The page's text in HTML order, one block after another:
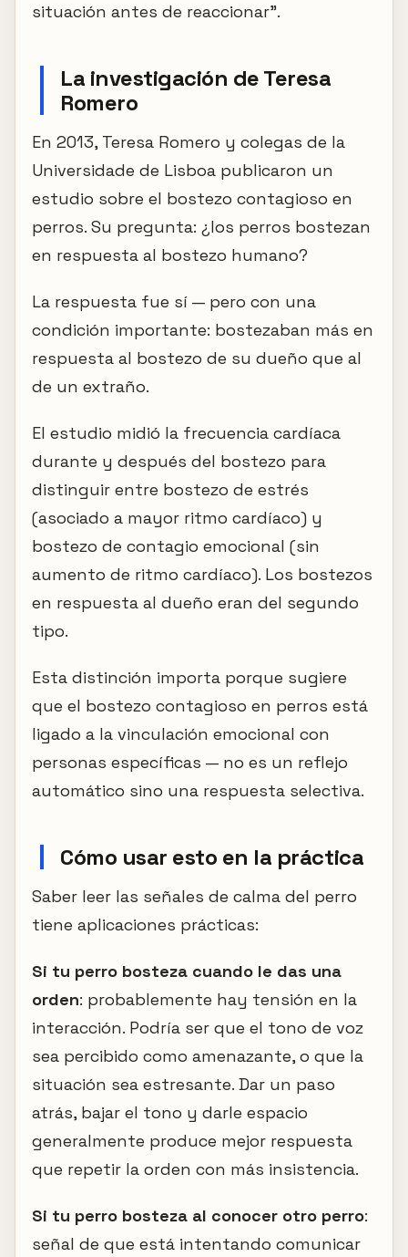
situación antes de reaccionar".
La investigación de Teresa
Romero
En 2013, Teresa Romero y colegas de la
Universidade de Lisboa publicaron un
estudio sobre el bostezo contagioso en
perros. Su pregunta: ¿los perros bostezan
en respuesta al bostezo humano?
La respuesta fue sí — pero con una
condición importante: bostezaban más en
respuesta al bostezo de su dueño que al
de un extraño.
El estudio midió la frecuencia cardíaca
durante y después del bostezo para
distinguir entre bostezo de estrés
(asociado a mayor ritmo cardíaco) y
bostezo de contagio emocional (sin
aumento de ritmo cardíaco). Los bostezos
en respuesta al dueño eran del segundo
tipo.
Esta distinción importa porque sugiere
que el bostezo contagioso en perros está
ligado a la vinculación emocional con
personas específicas — no es un reflejo
automático sino una respuesta selectiva.
Cómo usar esto en la práctica
Saber leer las señales de calma del perro
tiene aplicaciones prácticas:
Si tu perro bosteza cuando le das una
orden: probablemente hay tensión en la
interacción. Podría ser que el tono de voz
sea percibido como amenazante, o que la
situación sea estresante. Dar un paso
atrás, bajar el tono y darle espacio
generalmente produce mejor respuesta
que repetir la orden con más insistencia.
Si tu perro bosteza al conocer otro perro:
señal de que está intentando comunicar